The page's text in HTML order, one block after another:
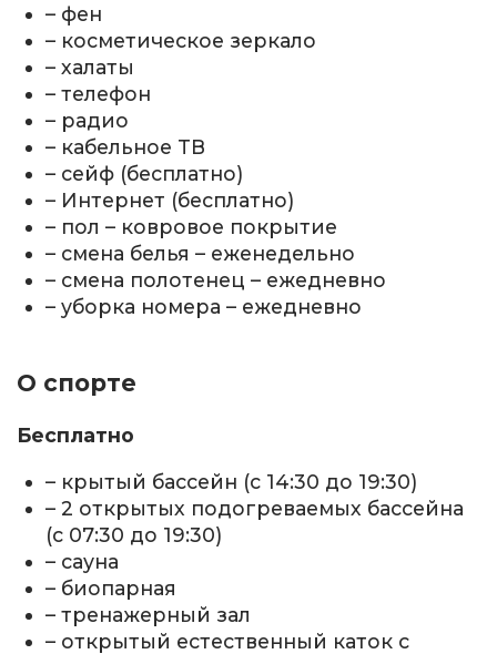
– фен
– косметическое зеркало
– халаты
– телефон
– радио
– кабельное TВ
– сейф (бесплатно)
– Интернет (бесплатно)
– пол – ковровое покрытие
– смена белья – еженедельно
– смена полотенец – ежедневно
– уборка номера – ежедневно
О спорте
Бесплатно
– крытый бассейн (с 14:30 до 19:30)
– 2 открытых подогреваемых бассейна
(с 07:30 до 19:30)
– сауна
– биопарная
– тренажерный зал
– открытый естественный каток с